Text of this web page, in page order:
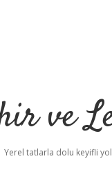
ve
Yerel tatlarla dolu keyifli